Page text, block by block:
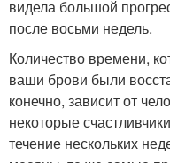
видела большой
после восьми недель.
Количество времени,
ваши брови были
конечно, зависит от
некоторые
течение нескольких